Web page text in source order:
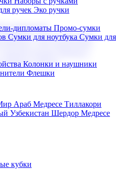
ручек Эко ручки
дипломаты Промо-сумки
Сумки для ноутбука Сумки для
Колонки и наушники
Флешки
Кошельки
Наборы с аккумуляторами
Наборы с ежедневниками
Чайные наборы
Араб Медресе Тиллакори
Узбекистан Шердор Медресе
кубки